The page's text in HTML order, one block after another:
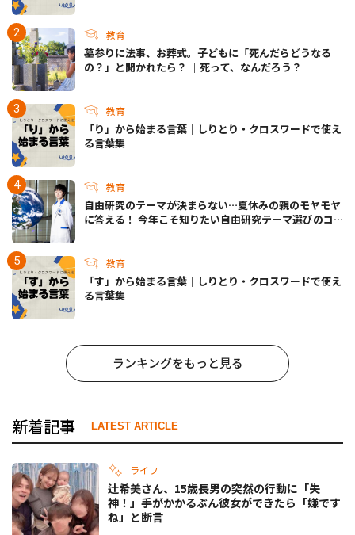
教育
墓参りに法事、お葬式。子どもに「死んだらどうなる
の？」と聞かれたら？ ｜死って、なんだろう？
教育
「り」から始まる言葉｜しりとり・クロスワードで使え
る言葉集
教育
自由研究のテーマが決まらない…夏休みの親のモヤモヤ
に答える！ 今年こそ知りたい自由研究テーマ選びのコ
教育
「す」から始まる言葉｜しりとり・クロスワードで使え
る言葉集
ランキングをもっと見る
新着記事 LATEST ARTICLE
ライフ
辻希美さん、15歳長男の突然の行動に「失
神！」手がかかるぶん彼女ができたら「嫌です
ね」と断言